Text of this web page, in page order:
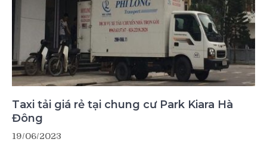
Taxi tải giá rẻ tại chung cư Park Kiara Hà
Đông
19/06/2023